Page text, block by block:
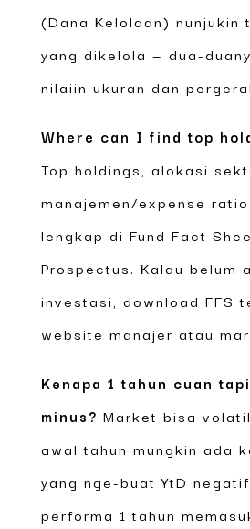
(Dana Kelolaan) nunjukin
yang dikelola — dua-
nilaiin ukuran dan
Where can I find top
Top holdings, alokasi
manajemen/expense
lengkap di Fund Fact
Prospectus. Kalau belum
investasi, download FFS
website manajer atau
Kenapa 1 tahun cuan
minus? Market bisa
awal tahun mungkin ada
yang nge-buat YtD
performa 1 tahun